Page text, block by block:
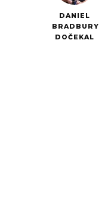
DANIEL
BRADBURY
DOČEKAL